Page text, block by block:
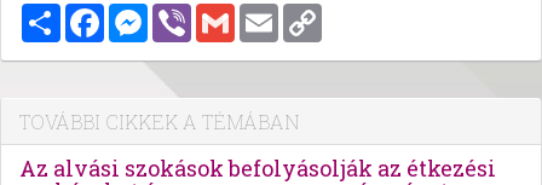
MegosztásFacebookMessenger
Viber Gmail Email
TOVÁBBI CIKKEK A TÉMÁBAN
Az alvási szokások befolyásolják az étkezési